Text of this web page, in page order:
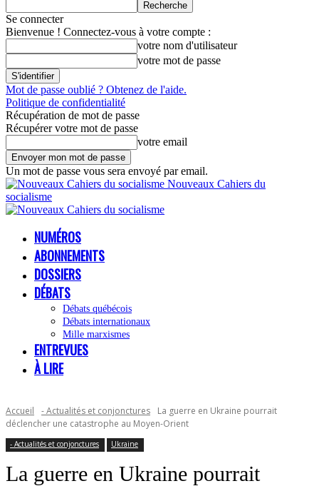
Se connecter
Bienvenue ! Connectez-vous à votre compte :
votre nom d'utilisateur
votre mot de passe
Mot de passe oublié ? Obtenez de l'aide.
Politique de confidentialité
Récupération de mot de passe
Récupérer votre mot de passe
votre email
Un mot de passe vous sera envoyé par email.
Nouveaux Cahiers du
socialisme
NUMÉROS
ABONNEMENTS
DOSSIERS
DÉBATS
Débats québécois
Débats internationaux
Mille marxismes
ENTREVUES
À LIRE
Accueil - Actualités et conjonctures
La guerre en Ukraine pourrait
déclencher une catastrophe au Moyen-Orient
- Actualités et conjonctures Ukraine
La guerre en Ukraine pourrait